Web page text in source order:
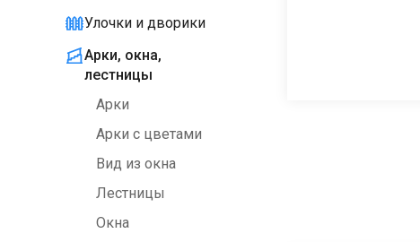
Улочки и дворики
Арки, окна,
лестницы
Арки
Арки с цветами
Вид из окна
Лестницы
Окна